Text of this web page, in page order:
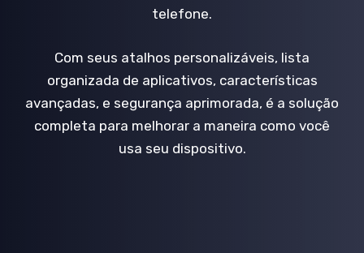
telefone.
Com seus atalhos personalizáveis, lista
organizada de aplicativos, características
avançadas, e segurança aprimorada, é a solução
completa para melhorar a maneira como você
usa seu dispositivo.